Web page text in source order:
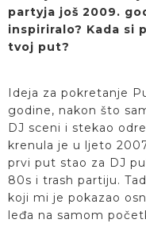
partyja još 2009.
inspiriralo? Kada si
tvoj put?
Ideja za pokretanje
godine, nakon što
DJ sceni i stekao
krenula je u ljeto
prvi put stao za DJ
80s i trash partiju.
koji mi je pokazao
leđa na samom